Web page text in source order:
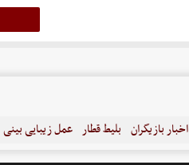
اخبار بازیگران بلیط قطار عمل زیبایی بینی